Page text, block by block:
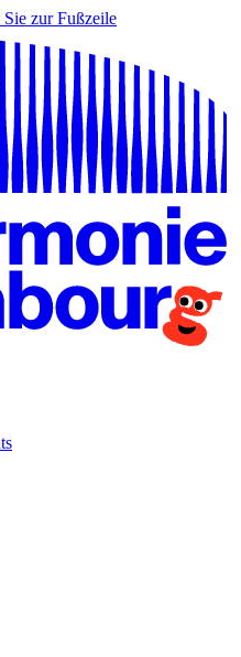
Sie zur Fußzeile